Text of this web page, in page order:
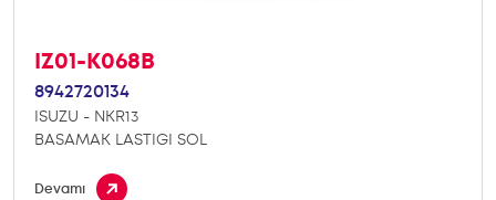
IZ01-K068B
8942720134
ISUZU - NKR13
BASAMAK LASTIGI SOL
Devamı